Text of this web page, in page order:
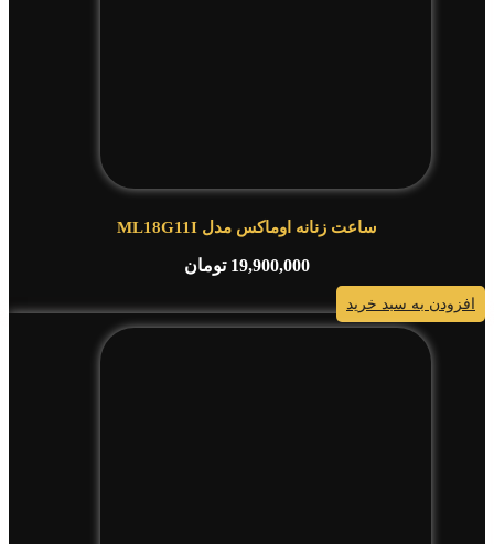
ساعت زنانه اوماکس مدل ML18G11I
19,900,000 تومان
افزودن به سبد خرید